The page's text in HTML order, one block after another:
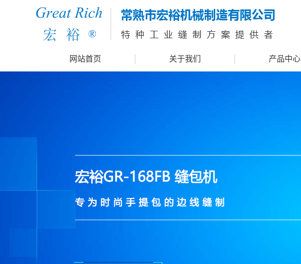
网站首页 关于我们 产品中心